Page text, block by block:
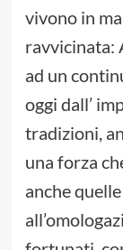
vivono in
ravvicinata:
ad un
oggi dall’
tradizioni,
una forza
anche